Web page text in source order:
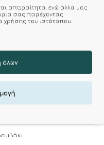
απαραίτητα, ενώ άλλα μας
σας παρέχοντας
χρήσης του ιστότοπου.
όλων